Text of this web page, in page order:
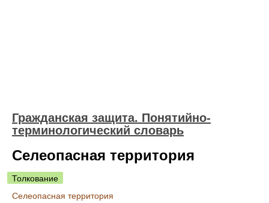
Гражданская защита. Понятийно-
терминологический словарь
Селеопасная территория
Толкование
Селеопасная территория